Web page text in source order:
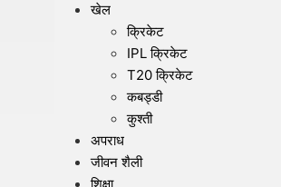
खेल
क्रिकेट
IPL क्रिकेट
T20 क्रिकेट
कबड्डी
कुश्ती
अपराध
जीवन शैली